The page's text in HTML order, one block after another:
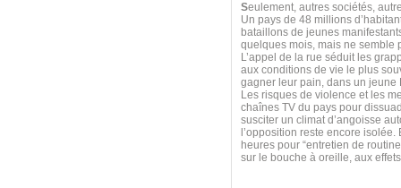
Seulement, autres sociétés,
Un pays de 48 millions
bataillons de jeunes
quelques mois, mais ne semble
L’appel de la rue séduit les
aux conditions de vie le plus
gagner leur pain, dans un jeune
Les risques de violence et les
chaînes TV du pays pour
susciter un climat d’angoisse
l’opposition reste encore
heures pour “entretien de
sur le bouche à oreille, aux